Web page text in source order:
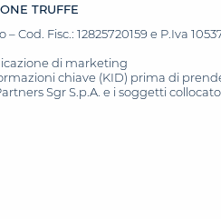
TRUFFE
– Cod. Fisc.: 12825720159 e P.Iva
di marketing
chiave (KID) prima di
Sgr S.p.A. e i soggetti